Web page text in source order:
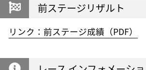
前ステージリザルト
リンク：前ステージ成績（PDF）